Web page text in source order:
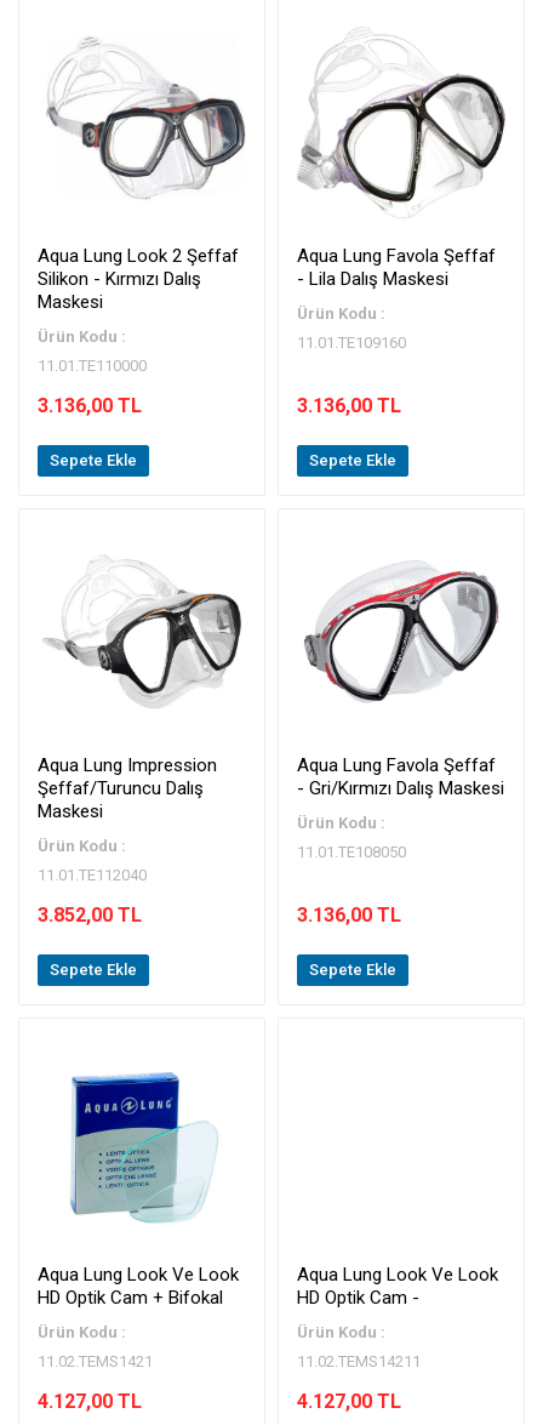
Aqua Lung Look 2 Şeffaf
Silikon - Kırmızı Dalış
Maskesi
Ürün Kodu :
11.01.TE110000
3.136,00 TL
Sepete Ekle
Aqua Lung Favola Şeffaf
- Lila Dalış Maskesi
Ürün Kodu :
11.01.TE109160
3.136,00 TL
Sepete Ekle
Aqua Lung Impression
Şeffaf/Turuncu Dalış
Maskesi
Ürün Kodu :
11.01.TE112040
3.852,00 TL
Sepete Ekle
Aqua Lung Favola Şeffaf
- Gri/Kırmızı Dalış Maskesi
Ürün Kodu :
11.01.TE108050
3.136,00 TL
Sepete Ekle
Aqua Lung Look Ve Look
HD Optik Cam + Bifokal
Ürün Kodu :
11.02.TEMS1421
4.127,00 TL
Aqua Lung Look Ve Look
HD Optik Cam -
Ürün Kodu :
11.02.TEMS14211
4.127,00 TL